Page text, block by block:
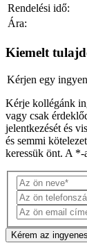
Rendelési idő:
Ára:
Kiemelt
Kérjen egy
Kérje kollégánk
vagy csak
jelentkezését és
és semmi
keressük önt. A